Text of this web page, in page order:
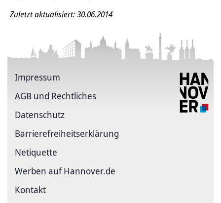
Zuletzt aktualisiert: 30.06.2014
Impressum
AGB und Rechtliches
Datenschutz
Barriere­freiheits­erklärung
Netiquette
Werben auf Hannover.de
Kontakt